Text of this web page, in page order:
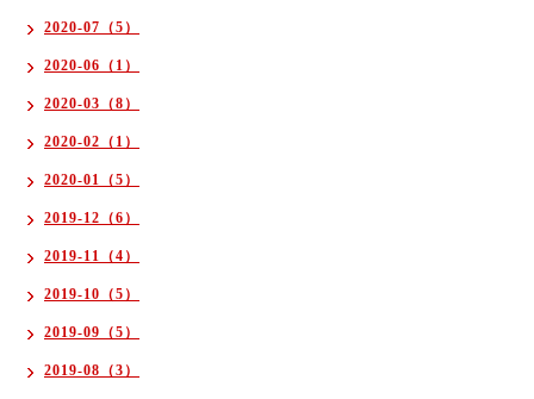
2020-07（5）
2020-06（1）
2020-03（8）
2020-02（1）
2020-01（5）
2019-12（6）
2019-11（4）
2019-10（5）
2019-09（5）
2019-08（3）